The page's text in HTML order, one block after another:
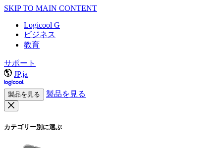
SKIP TO MAIN CONTENT
Logicool G
ビジネス
教育
サポート
JP,ja
製品を見る 製品を見る
カテゴリー別に選ぶ